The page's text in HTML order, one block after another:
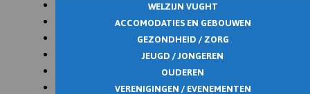
WELZIJN VUGHT
ACCOMODATIES EN GEBOUWEN
GEZONDHEID / ZORG
JEUGD / JONGEREN
OUDEREN
VERENIGINGEN / EVENEMENTEN